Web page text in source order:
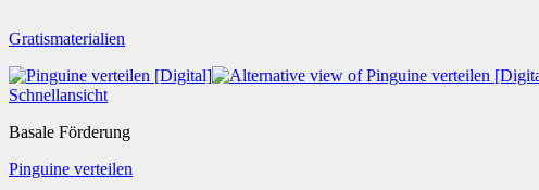
Gratismaterialien
Schnellansicht
Basale Förderung
Pinguine verteilen